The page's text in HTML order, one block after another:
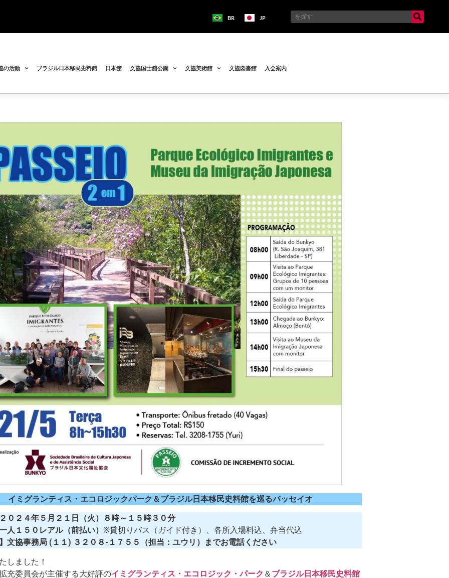
BR JP
の活動 ブラジル日本移民史料館 日本館 文協国士舘公園 文協美術館 文協図書館 入会案内
イミグランティス・エコロジックパーク＆ブラジル日本移民史料館を巡るパッセイオ
０２４年５月２１日（火）８時～１５時３０分
１５０レアル（前払い） ※貸切りバス（ガイド付き）、各所入場料込、弁当代込
文協事務局 (１１) ３２０８-１７５５（担当：ユウリ）までお電話ください
しました！
充委員会が主催する大好評のイミグランティス・エコロジック・パーク ＆ ブラジル日本移民史料館